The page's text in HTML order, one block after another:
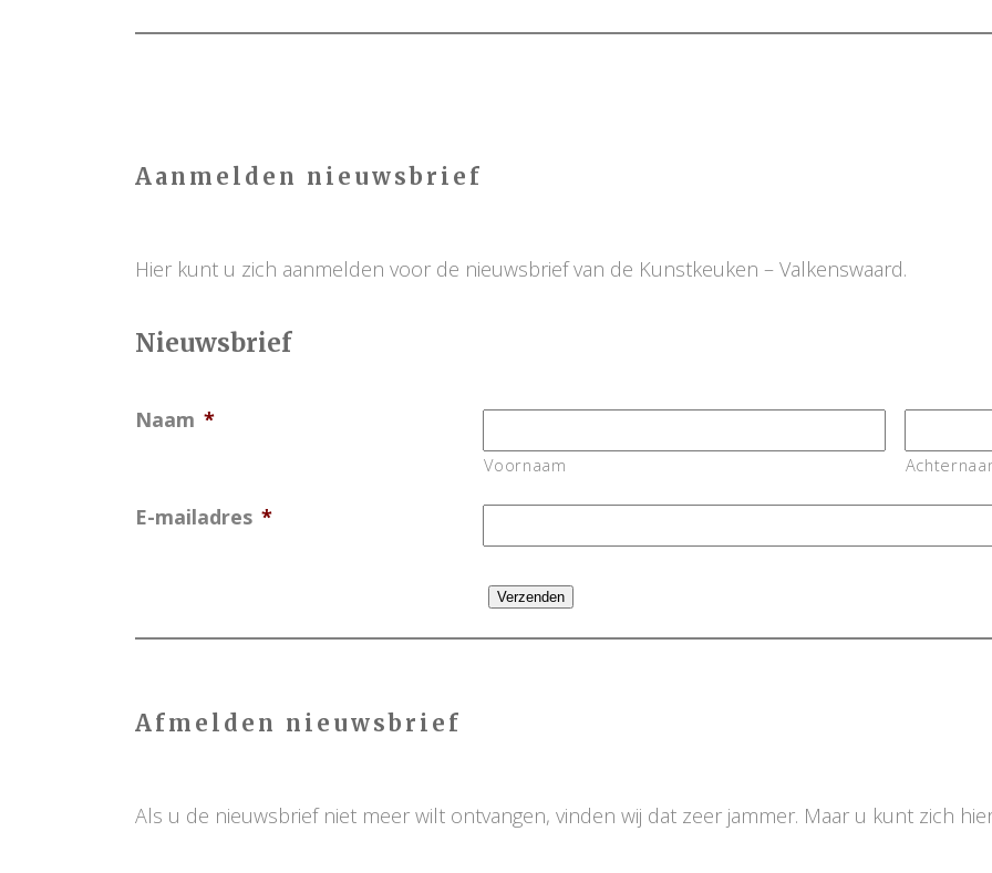
Aanmelden nieuwsbrief
Hier kunt u zich aanmelden voor de nieuwsbrief van de Kunstkeuken – Valkenswaard.
Nieuwsbrief
Naam *
Voornaam
E-mailadres *
Verzenden
Afmelden nieuwsbrief
Als u de nieuwsbrief niet meer wilt ontvangen, vinden wij dat zeer jammer. Maar u kunt zich